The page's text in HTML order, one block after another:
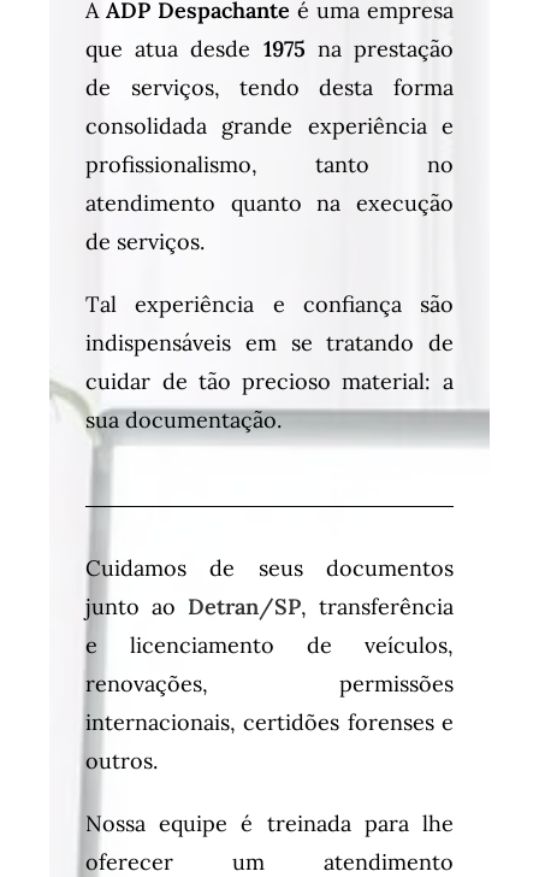
AADP Despachante é uma empresa
que atua desde 1975 na prestação
de serviços, tendo desta forma
consolidada grande experiência e
profissionalismo, tanto no
atendimento quanto na execução
de serviços.
Tal experiência e confiança são
indispensáveis em se tratando de
cuidar de tão precioso material: a
sua documentação.
Cuidamos de seus documentos
junto ao Detran/SP, transferência
e licenciamento de veículos,
renovações, permissões
internacionais, certidões forenses e
outros.
Nossa equipe é treinada para lhe
oferecer um atendimento